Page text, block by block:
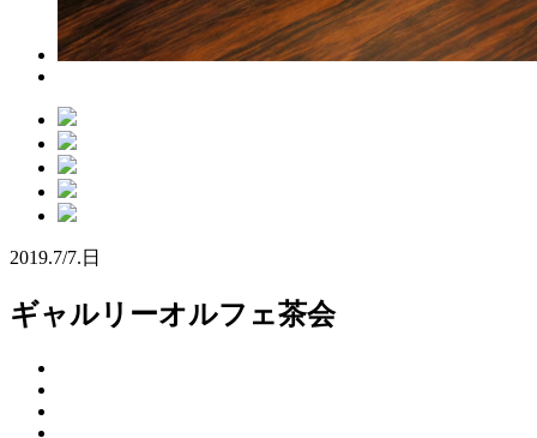
2019.7/7. 日
ギャルリーオルフェ茶会